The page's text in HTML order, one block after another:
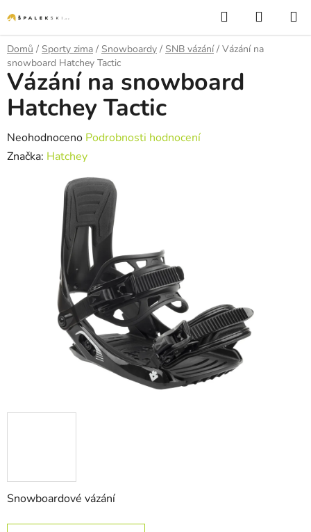
Hledat
Domů / Sporty zima / Snowboardy / SNB vázání / Vázání na
snowboard Hatchey Tactic
Snowboardové vázání
Vázání na snowboard
Hatchey Tactic
Průměrné hodnocení produktu je 0,0 z 5 hvězdiček.
Neohodnoceno Podrobnosti hodnocení
Značka: Hatchey